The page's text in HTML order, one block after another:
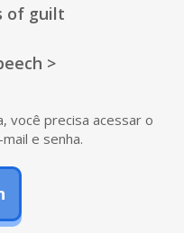
of guilt
>
você precisa acessar o
e senha.